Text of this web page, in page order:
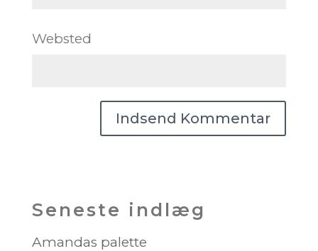
Websted
Seneste indlæg
Amandas palette